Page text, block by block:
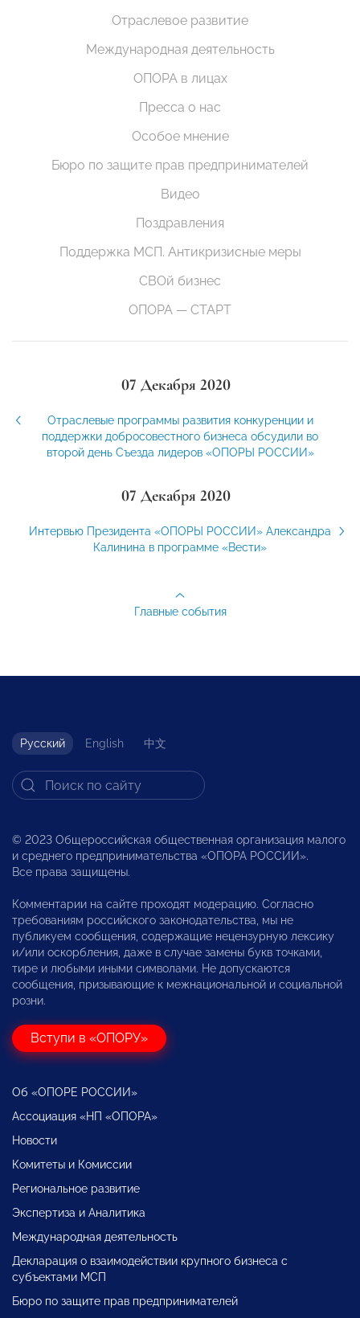
Отраслевое развитие
Международная деятельность
ОПОРА в лицах
Пресса о нас
Особое мнение
Бюро по защите прав предпринимателей
Видео
Поздравления
Поддержка МСП. Антикризисные меры
СВОй бизнес
ОПОРА — СТАРТ
07 Декабря 2020
Отраслевые программы развития конкуренции и
поддержки добросовестного бизнеса обсудили во
второй день Съезда лидеров «ОПОРЫ РОССИИ»
07 Декабря 2020
Интервью Президента «ОПОРЫ РОССИИ» Александра
Калинина в программе «Вести»
Главные события
Русский English 中文
© 2023 Общероссийская общественная организация малого
и среднего предпринимательства «ОПОРА РОССИИ».
Все права защищены.
Комментарии на сайте проходят модерацию. Согласно
требованиям российского законодательства, мы не
публикуем сообщения, содержащие нецензурную лексику
и/или оскорбления, даже в случае замены букв точками,
тире и любыми иными символами. Не допускаются
сообщения, призывающие к межнациональной и социальной
розни.
Вступи в «ОПОРУ»
Об «ОПОРЕ РОССИИ»
Ассоциация «НП «ОПОРА»
Новости
Комитеты и Комиссии
Региональное развитие
Экспертиза и Аналитика
Международная деятельность
Декларация о взаимодействии крупного бизнеса с
субъектами МСП
Бюро по защите прав предпринимателей